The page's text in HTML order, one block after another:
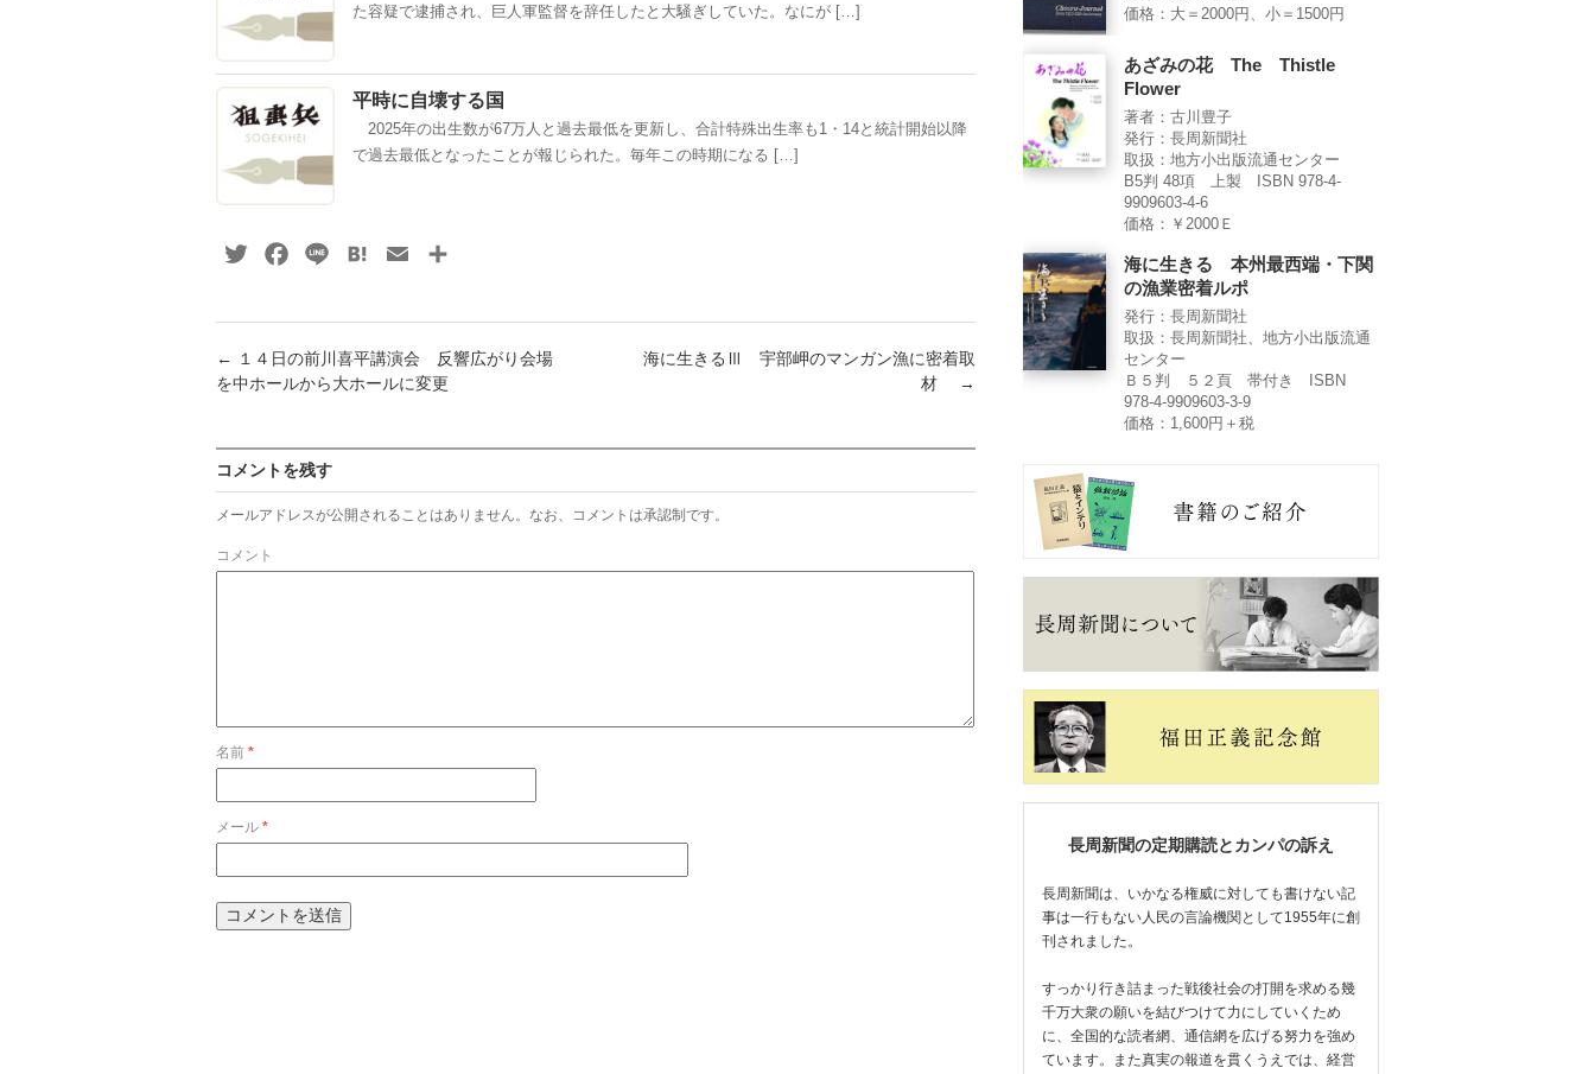
た容疑で逮捕され、巨人軍監督を辞任したと大騒ぎしていた。なにが […]
平時に自壊する国
2025年の出生数が67万人と過去最低を更新し、合計特殊出生率も1・14と統計開始以降
で過去最低となったことが報じられた。毎年この時期になる […]
TwitterFacebook
Line HatenaEmail
←
１４日の前川喜平講演会 反響広がり会場
を中ホールから大ホールに変更
海に生きるⅢ 宇部岬のマンガン漁に密着取
材
→
コメントを残す
メールアドレスが公開されることはありません。なお、コメントは承認制です。
コメント
名前 *
メール *
価格：大＝2000円、小＝1500円
あざみの花 The Thistle
Flower
著者：古川豊子
発行：長周新聞社
取扱：地方小出版流通センター
B5判 48項 上製 ISBN 978-4-
9909603-4-6
価格：￥2000Ｅ
海に生きる 本州最西端・下関
の漁業密着ルポ
発行：長周新聞社
取扱：長周新聞社、地方小出版流通
センター
Ｂ５判 ５２頁 帯付き ISBN
978-4-9909603-3-9
価格：1,600円＋税
長周新聞の定期購読とカンパの訴え
長周新聞は、いかなる権威に対しても書けない記
事は一行もない人民の言論機関として1955年に創
刊されました。
すっかり行き詰まった戦後社会の打開を求める幾
千万大衆の願いを結びつけて力にしていくため
に、全国的な読者網、通信網を広げる努力を強め
ています。また真実の報道を貫くうえでは、経営